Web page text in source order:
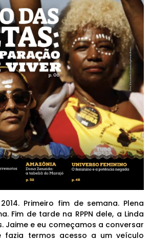
Primeiro fim de semana. Plena
Fim de tarde na RPPN dele, a Linda
Jaime e eu começamos a conversar
termos acesso a um veículo